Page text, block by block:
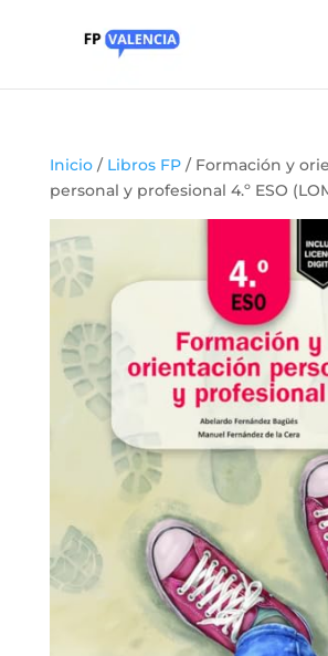
Inicio/ Libros FP/ Formación y
personal y profesional 4.º ESO